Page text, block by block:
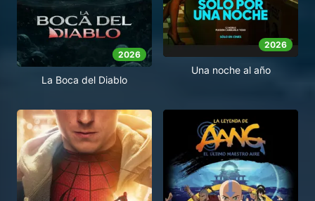
2026
La Boca del Diablo
2026
Una noche al año